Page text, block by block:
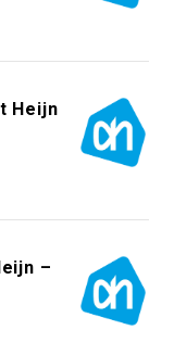
Heijn
–